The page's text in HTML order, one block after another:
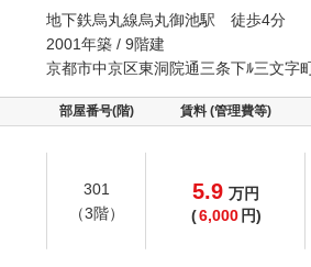
地下鉄烏丸線烏丸御池駅 徒歩4分
2001年築 / 9階建
京都市中京区東洞院通三条下ﾙ三文字
部屋番号(階) 賃料 (管理費等)
301
（3階）
5.9 万円
(6,000 円)